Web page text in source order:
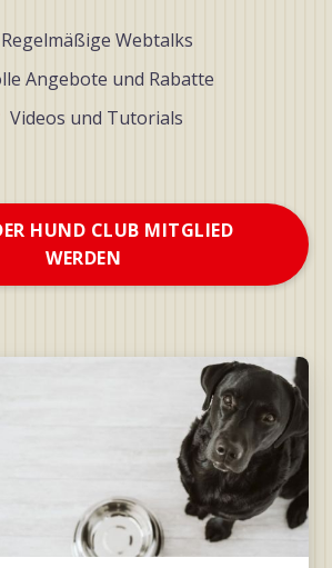
Regelmäßige Webtalks
Angebote und Rabatte
Videos und Tutorials
HUND CLUB MITGLIED
WERDEN